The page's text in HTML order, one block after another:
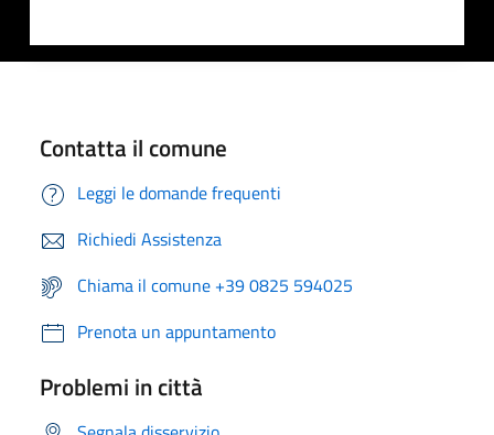
Contatta il comune
Leggi le domande frequenti
Richiedi Assistenza
Chiama il comune +39 0825 594025
Prenota un appuntamento
Problemi in città